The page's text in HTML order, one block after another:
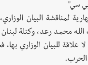
سي"
لمناقشة البيان
محمد رعد، وكتلة لبنان
لا علاقة للبيان الوزاري